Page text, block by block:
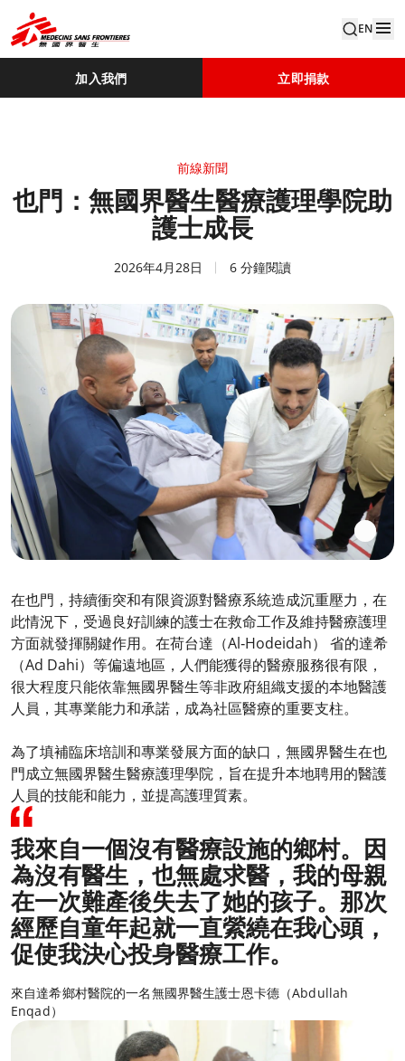
EN
加入我們 立即捐款
前線新聞
也門：無國界醫生醫療護理學院助
護士成長
2026年4月28日 6 分鐘閱讀
在也門，持續衝突和有限資源對醫療系統造成沉重壓力，在
此情況下，受過良好訓練的護士在救命工作及維持醫療護理
方面就發揮關鍵作用。在荷台達（Al‑Hodeidah） 省的達希
（Ad Dahi）等偏遠地區，人們能獲得的醫療服務很有限，
很大程度只能依靠無國界醫生等非政府組織支援的本地醫護
人員，其專業能力和承諾，成為社區醫療的重要支柱。
為了填補臨床培訓和專業發展方面的缺口，無國界醫生在也
門成立無國界醫生醫療護理學院，旨在提升本地聘用的醫護
人員的技能和能力，並提高護理質素。
我來自一個沒有醫療設施的鄉村。因
為沒有醫生，也無處求醫，我的母親
在一次難產後失去了她的孩子。那次
經歷自童年起就一直縈繞在我心頭，
促使我決心投身醫療工作。
來自達希鄉村醫院的一名無國界醫生護士恩卡德（Abdullah
Enqad）